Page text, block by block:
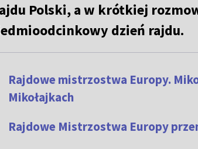
Polski, a w krótkiej
dzień rajdu.
Rajdowe mistrzostwa Europy.
Mikołajkach
Rajdowe Mistrzostwa Europy